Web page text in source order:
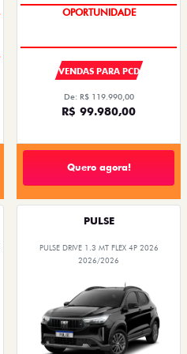
OPORTUNIDADE
VENDAS PARA PCD
De: R$ 119.990,00
R$ 99.980,00
Quero agora!
PULSE
PULSE DRIVE 1.3 MT FLEX 4P 2026
2026/2026